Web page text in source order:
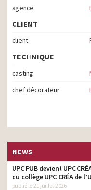
agence
CLIENT
client
TECHNIQUE
casting
chef décorateur
NEWS
UPC PUB devient UPC
du collège UPC CRÉA de
publié le 21 juillet 2026